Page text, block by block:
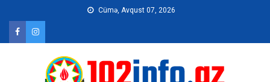
content
Cümə, Avqust 07, 2026